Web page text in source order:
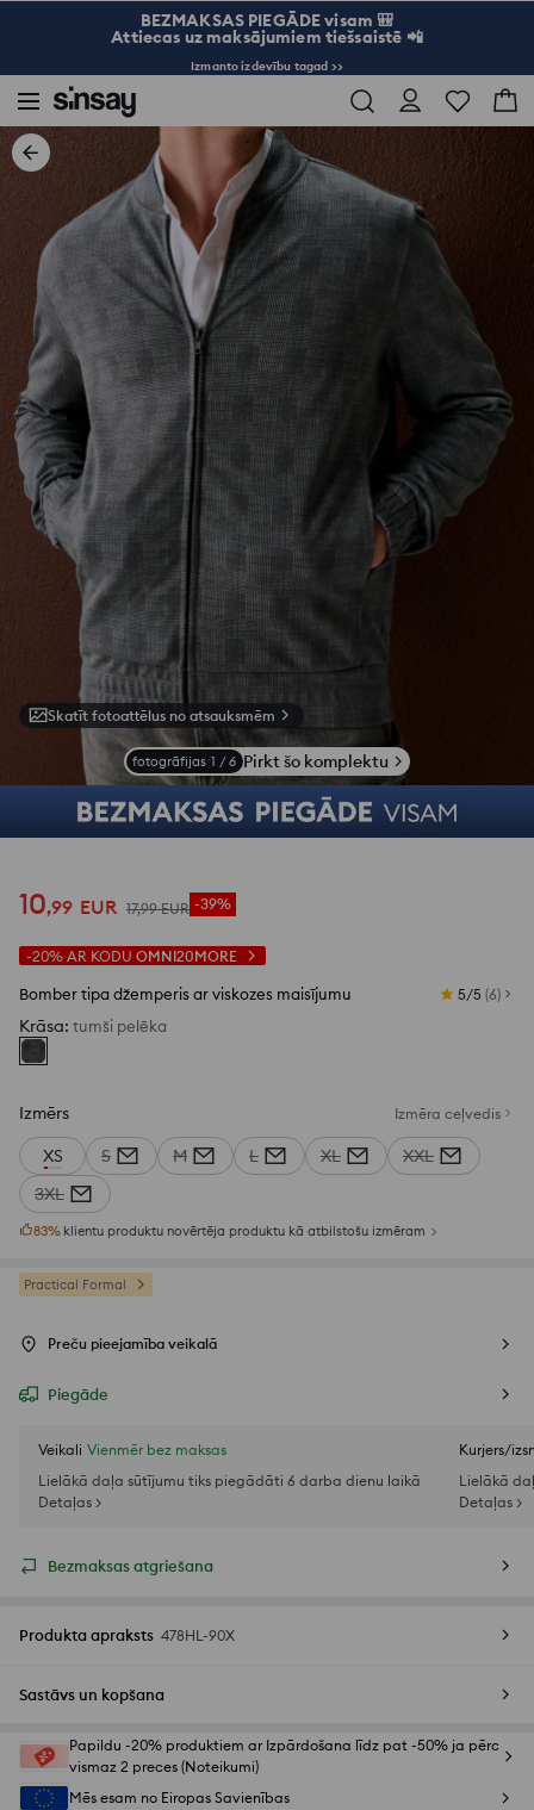
BEZMAKSAS PIEGĀDE visam 🎒
Attiecas uz maksājumiem tiešsaistē 📲
Izmanto izdevību tagad >>
Skatīt fotoattēlus no atsauksmēm
fotogrāfijas 1 / 6 Pirkt šo komplektu
10,99 EUR 17,99 EUR -39%
-20% AR KODU OMNI20MORE
Bomber tipa džemperis ar viskozes maisījumu 5/5 (6)
Krāsa: tumši pelēka
Izmērs Izmēra ceļvedis
XS S M L XL
XXL
3XL
83% klientu produktu novērtēja produktu kā atbilstošu izmēram
Practical Formal
Preču pieejamība veikalā
Piegāde
Veikali Vienmēr bez maksas
Lielākā daļa sūtījumu tiks piegādāti 6 darba dienu laikā
Detaļas >
Kurjers/
Lielākā
Detaļas >
Bezmaksas atgriešana
Produkta apraksts 478HL-90X
Sastāvs un kopšana
Papildu -20% produktiem ar Izpārdošana līdz pat -50% ja pērc
vismaz 2 preces (Noteikumi)
Mēs esam no Eiropas Savienības